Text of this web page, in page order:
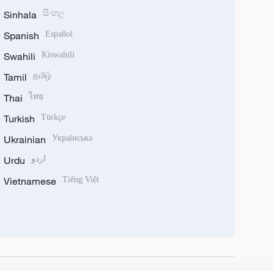
Sinhala සිංහල
Spanish Español
Swahili Kiswahili
Tamil தமிழ்
Thai ไทย
Turkish Türkçe
Ukrainian Українська
Urdu اردو
Vietnamese Tiếng Việt